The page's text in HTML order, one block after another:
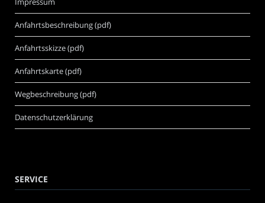
Anfahrtsbeschreibung (pdf)
Anfahrtsskizze (pdf)
Anfahrtskarte (pdf)
Wegbeschreibung (pdf)
Datenschutzerklärung
SERVICE